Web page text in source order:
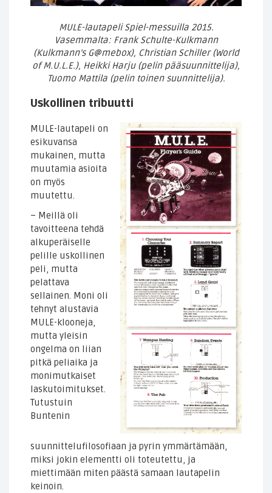
MULE-lautapeli Spiel-messuilla 2015.
Vasemmalta: Frank Schulte-Kulkmann
(Kulkmann’s G@mebox), Christian Schiller (World
of M.U.L.E.), Heikki Harju (pelin pääsuunnittelija),
Tuomo Mattila (pelin toinen suunnittelija).
Uskollinen tribuutti
MULE-lautapeli on
esikuvansa
mukainen, mutta
muutamia asioita
on myös
muutettu.
– Meillä oli
tavoitteena tehdä
alkuperäiselle
pelille uskollinen
peli, mutta
pelattava
sellainen. Moni oli
tehnyt alustavia
MULE-klooneja,
mutta yleisin
ongelma on liian
pitkä peliaika ja
monimutkaiset
laskutoimitukset.
Tutustuin
Buntenin
suunnittelufilosofiaan ja pyrin ymmärtämään,
miksi jokin elementti oli toteutettu, ja
miettimään miten päästä samaan lautapelin
keinoin.